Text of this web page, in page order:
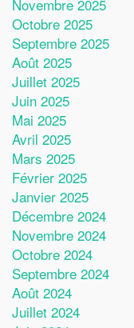
Novembre 2025
Octobre 2025
Septembre 2025
Août 2025
Juillet 2025
Juin 2025
Mai 2025
Avril 2025
Mars 2025
Février 2025
Janvier 2025
Décembre 2024
Novembre 2024
Octobre 2024
Septembre 2024
Août 2024
Juillet 2024